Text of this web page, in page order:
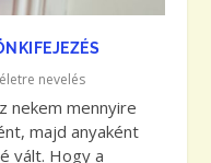
nevelés
nekem mennyire
majd anyaként
vált. Hogy a